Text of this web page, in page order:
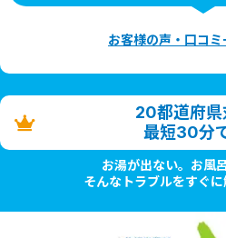
お客様の声・口コミ
20都道府県
最短30分
お湯が出ない。お風
そんなトラブルをすぐに